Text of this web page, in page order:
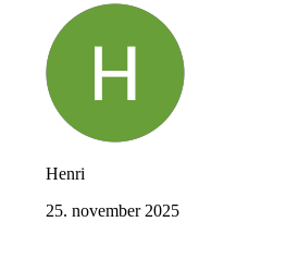
Henri
25. november 2025